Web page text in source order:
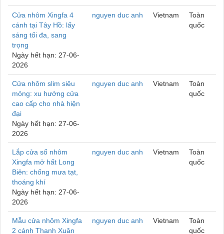
Cửa nhôm Xingfa 4
cánh tại Tây Hồ: lấy
sáng tối đa, sang
trọng
Ngày hết hạn: 27-06-
2026
nguyen duc anh Vietnam
Toàn
quốc
Cửa nhôm slim siêu
mỏng: xu hướng cửa
cao cấp cho nhà hiện
đại
Ngày hết hạn: 27-06-
2026
nguyen duc anh Vietnam
Toàn
quốc
Lắp cửa sổ nhôm
Xingfa mở hất Long
Biên: chống mưa tạt,
thoáng khí
Ngày hết hạn: 27-06-
2026
nguyen duc anh Vietnam
Toàn
quốc
Mẫu cửa nhôm Xingfa
2 cánh Thanh Xuân
nguyen duc anh Vietnam
Toàn
quốc